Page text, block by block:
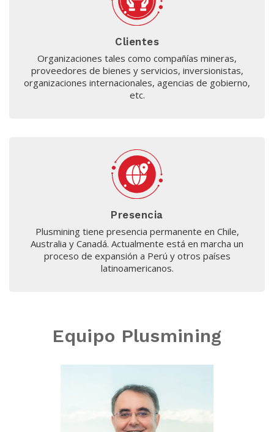
Clientes
Organizaciones tales como compañías mineras,
proveedores de bienes y servicios, inversionistas,
organizaciones internacionales, agencias de gobierno,
etc.
Presencia
Plusmining tiene presencia permanente en Chile,
Australia y Canadá. Actualmente está en marcha un
proceso de expansión a Perú y otros países
latinoamericanos.
Equipo Plusmining